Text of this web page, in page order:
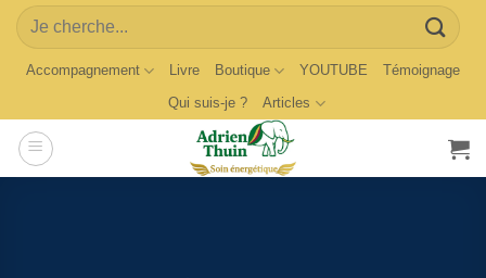
Skip
content
Search
for:
Accompagnement Livre Boutique YOUTUBE
Témoignage
Qui suis-je ?
Articles